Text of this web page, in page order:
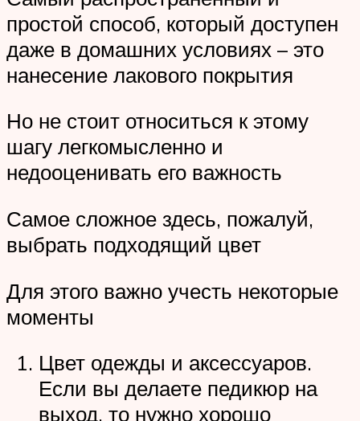
простой способ, который доступен
даже в домашних условиях – это
нанесение лакового покрытия
Но не стоит относиться к этому
шагу легкомысленно и
недооценивать его важность
Самое сложное здесь, пожалуй,
выбрать подходящий цвет
Для этого важно учесть некоторые
моменты
Цвет одежды и аксессуаров.
Если вы делаете педикюр на
выход, то нужно хорошо